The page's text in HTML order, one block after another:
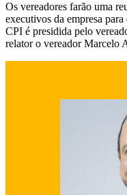
Os vereadores farão uma
executivos da empresa
CPI é presidida pelo
relator o vereador Marcelo